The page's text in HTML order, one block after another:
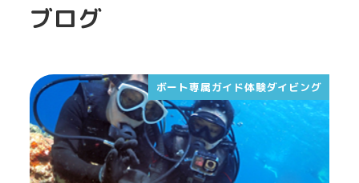
ブログ
ボート専属ガイド体験ダイビング